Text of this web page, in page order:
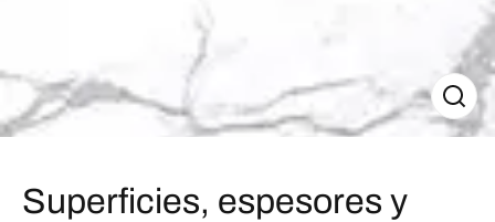
Superficies, espesores y